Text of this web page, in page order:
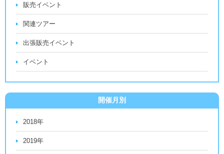
販売イベント
関連ツアー
出張販売イベント
イベント
開催月別
2018年
2019年